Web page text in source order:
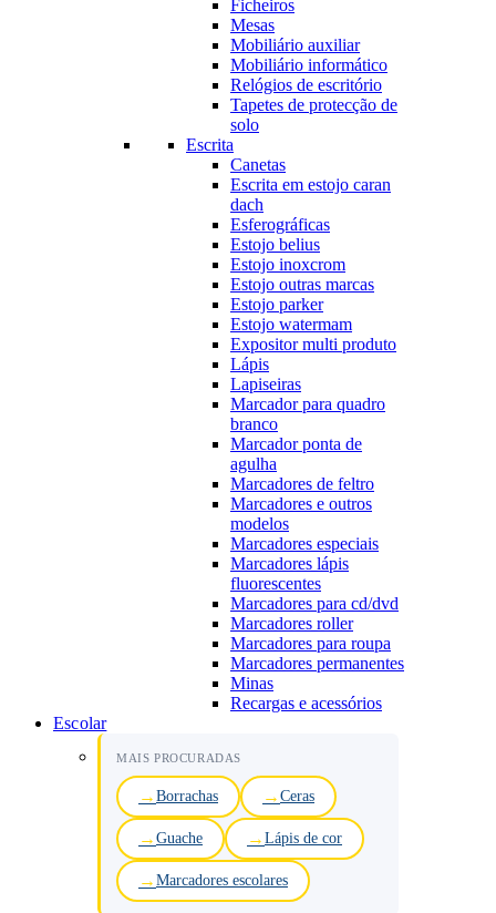
Ficheiros
Mesas
Mobiliário auxiliar
Mobiliário informático
Relógios de escritório
Tapetes de protecção de
solo
Escrita
Canetas
Escrita em estojo caran
dach
Esferográficas
Estojo belius
Estojo inoxcrom
Estojo outras marcas
Estojo parker
Estojo watermam
Expositor multi produto
Lápis
Lapiseiras
Marcador para quadro
branco
Marcador ponta de
agulha
Marcadores de feltro
Marcadores e outros
modelos
Marcadores especiais
Marcadores lápis
fluorescentes
Marcadores para cd/dvd
Marcadores roller
Marcadores para roupa
Marcadores permanentes
Minas
Recargas e acessórios
Escolar
MAIS PROCURADAS
Borrachas Ceras
Guache Lápis de cor
Marcadores escolares